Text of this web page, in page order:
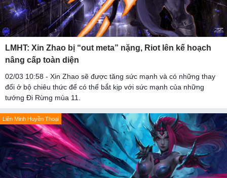
LMHT: Xin Zhao bị “out meta” nặng, Riot lên kế hoạch
nâng cấp toàn diện
02/03 10:58 - Xin Zhao sẽ được tăng sức mạnh và có những thay
đổi ở bộ chiêu thức để có thể bắt kịp với sức mạnh của những
tướng Đi Rừng mùa 11.
Liên Minh Huyền Thoại